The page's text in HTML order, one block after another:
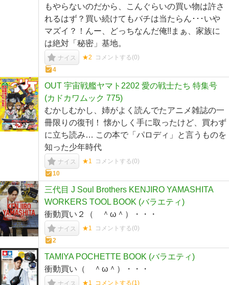
もやらないのだから、こんぐらいの買い物は許さ
れるはず？買い続けてもバチは当たらん･･･いや
マズイ？！んー、どっちなんだ俺!!まぁ、家族に
は絶対「秘密」基地。
ナイス ★2 コメントする(0)
4
OUT 宇宙戦艦ヤマト2202 愛の戦士たち 特集号
(カドカワムック 775)
むかしむかし、姉がよく読んでたアニメ雑誌の一
冊限りの復刊！ 懐かしく手に取ったけど、買わず
に立ち読み… この本で「パロディ」と言うものを
知った少年時代
ナイス ★1 コメントする(0)
10
三代目 J Soul Brothers KENJIRO YAMASHITA
WORKERS TOOL BOOK (バラエティ)
衝動買い２（ ＾ω＾）・・・
ナイス ★1 コメントする(0)
2
TAMIYA POCHETTE BOOK (バラエティ)
衝動買い（ ＾ω＾）・・・
ナイス ★1 コメントする(1 )